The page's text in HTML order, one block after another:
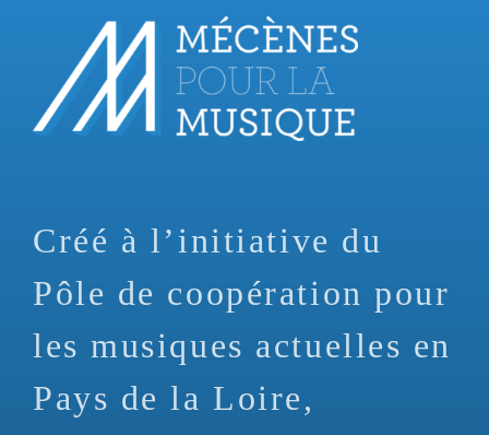
principal
Créé à l’initiative du
Pôle de coopération pour
les musiques actuelles en
Pays de la Loire,